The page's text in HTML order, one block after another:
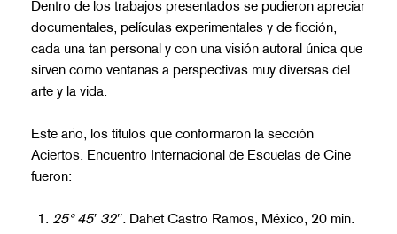
Dentro de los trabajos presentados se pudieron apreciar
documentales, películas experimentales y de ficción,
cada una tan personal y con una visión autoral única que
sirven como ventanas a perspectivas muy diversas del
arte y la vida.
Este año, los títulos que conformaron la sección
Aciertos. Encuentro Internacional de Escuelas de Cine
fueron:
25° 45′ 32″. Dahet Castro Ramos, México, 20 min.